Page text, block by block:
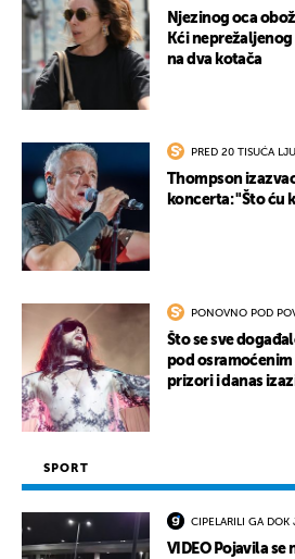
Njezinog oca
Kći
na dva kotača
PRED 20 TISUĆA
Thompson
koncerta: "Što ću
PONOVNO POD
Što se sve
pod
prizori i danas
SPORT
CIPELARILI GA DOK
VIDEO Pojavila se